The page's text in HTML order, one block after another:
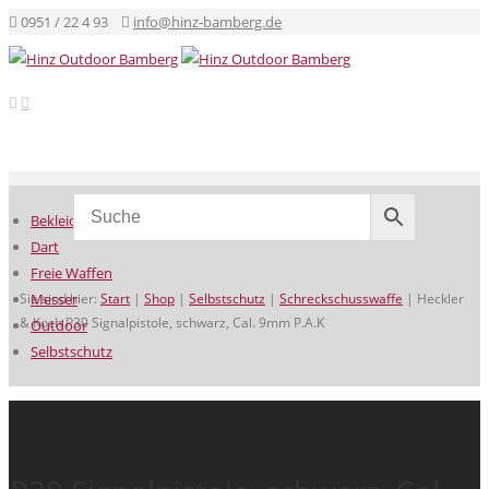
0951 / 22 4 93 info@hinz-bamberg.de
Sie sind hier: Start | Shop | Selbstschutz | Schreckschusswaffe | Heckler
& Koch P30 Signalpistole, schwarz, Cal. 9mm P.A.K
Bekleidung
Dart
Freie Waffen
Messer
Outdoor
Selbstschutz